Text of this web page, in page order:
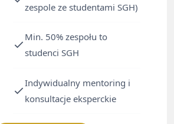
zespole ze studentami SGH)
Min. 50% zespołu to
studenci SGH
Indywidualny mentoring i
konsultacje eksperckie